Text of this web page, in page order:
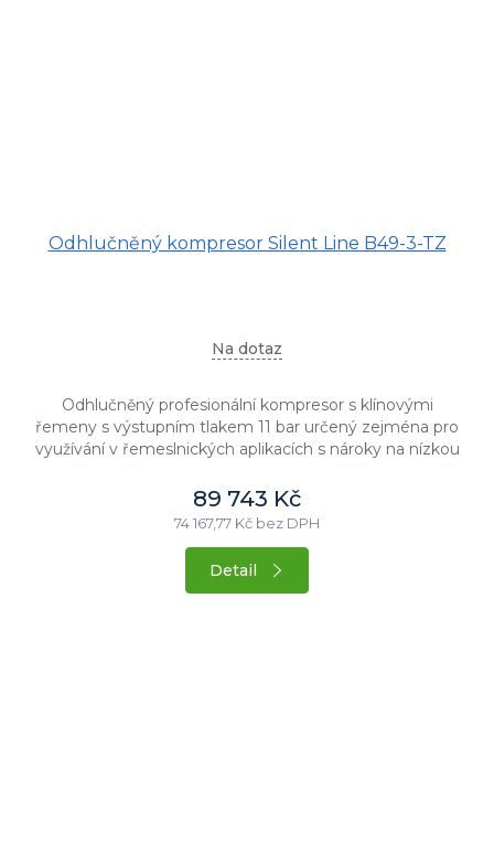
Odhlučněný kompresor Silent Line B49-3-TZ
Na dotaz
Odhlučněný profesionální kompresor s klínovými
řemeny s výstupním tlakem 11 bar určený zejména pro
využívání v řemeslnických aplikacích s nároky na nízkou
89 743 Kč
74 167,77 Kč bez DPH
Detail